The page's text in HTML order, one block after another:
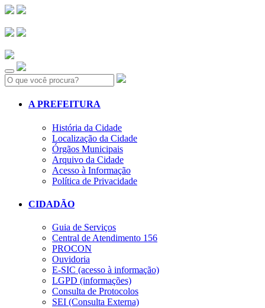
Search:
A PREFEITURA
História da Cidade
Localização da Cidade
Órgãos Municipais
Arquivo da Cidade
Acesso à Informação
Política de Privacidade
CIDADÃO
Guia de Serviços
Central de Atendimento 156
PROCON
Ouvidoria
E-SIC (acesso à informação)
LGPD (informações)
Consulta de Protocolos
SEI (Consulta Externa)